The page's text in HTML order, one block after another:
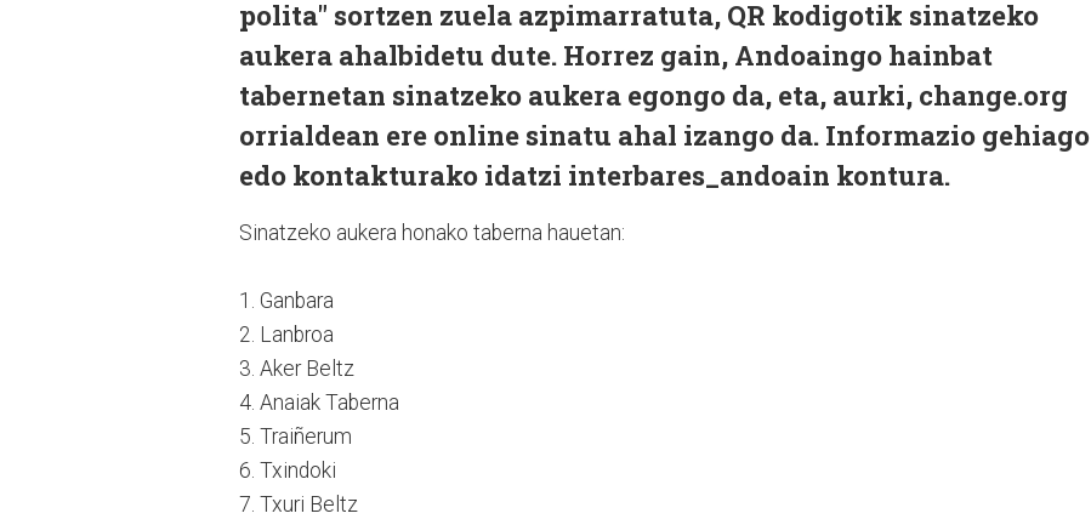
polita" sortzen zuela azpimarratuta, QR kodigotik sinatzeko
aukera ahalbidetu dute. Horrez gain, Andoaingo hainbat
tabernetan sinatzeko aukera egongo da, eta, aurki, change.org
orrialdean ere online sinatu ahal izango da. Informazio gehiago
edo kontakturako idatzi interbares_andoain kontura.
Sinatzeko aukera honako taberna hauetan:
1. Ganbara
2. Lanbroa
3. Aker Beltz
4. Anaiak Taberna
5. Traiñerum
6. Txindoki
7. Txuri Beltz